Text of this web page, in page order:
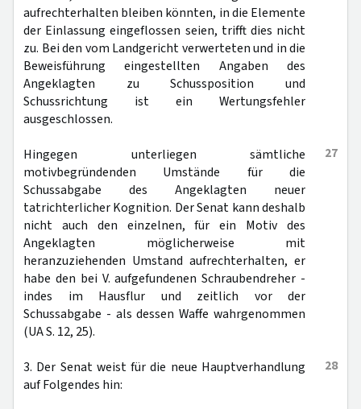
aufrechterhalten bleiben könnten, in die Elemente
der Einlassung eingeflossen seien, trifft dies nicht
zu. Bei den vom Landgericht verwerteten und in die
Beweisführung eingestellten Angaben des
Angeklagten zu Schussposition und
Schussrichtung ist ein Wertungsfehler
ausgeschlossen.
27
Hingegen unterliegen sämtliche
motivbegründenden Umstände für die
Schussabgabe des Angeklagten neuer
tatrichterlicher Kognition. Der Senat kann deshalb
nicht auch den einzelnen, für ein Motiv des
Angeklagten möglicherweise mit
heranzuziehenden Umstand aufrechterhalten, er
habe den bei V. aufgefundenen Schraubendreher -
indes im Hausflur und zeitlich vor der
Schussabgabe - als dessen Waffe wahrgenommen
(UA S. 12, 25).
28
3. Der Senat weist für die neue Hauptverhandlung
auf Folgendes hin: